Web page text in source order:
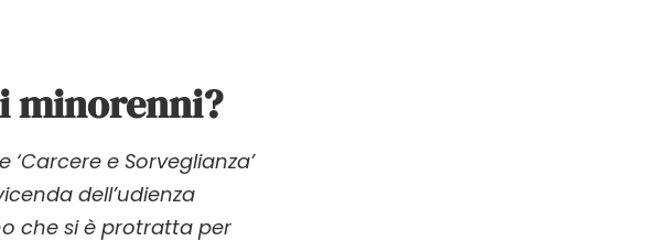
minorenni?
e Sorveglianza’
dell’udienza
che si è protratta per